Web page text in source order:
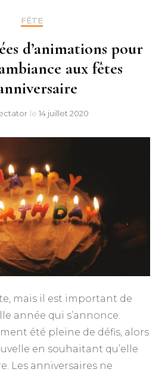
FÊTE
d’animations pour
aux fêtes
le 14 juillet 2020
mais il est important de
année qui s’annonce.
été pleine de défis, alors
en souhaitant qu’elle
Les anniversaires ne